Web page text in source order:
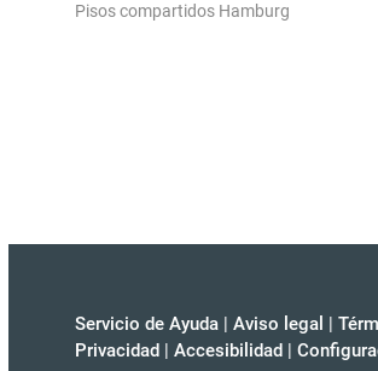
Pisos compartidos Hamburg
Servicio de Ayuda | Aviso legal |
Privacidad | Accesibilidad |